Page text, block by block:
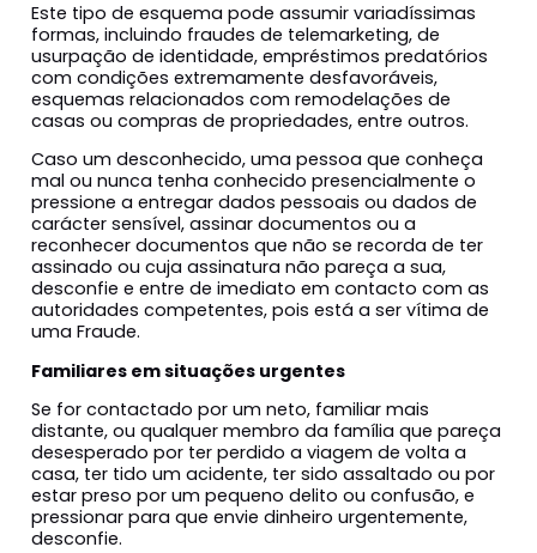
Este tipo de esquema pode assumir variadíssimas
formas, incluindo fraudes de telemarketing, de
usurpação de identidade, empréstimos predatórios
com condições extremamente desfavoráveis,
esquemas relacionados com remodelações de
casas ou compras de propriedades, entre outros.
Caso um desconhecido, uma pessoa que conheça
mal ou nunca tenha conhecido presencialmente o
pressione a entregar dados pessoais ou dados de
carácter sensível, assinar documentos ou a
reconhecer documentos que não se recorda de ter
assinado ou cuja assinatura não pareça a sua,
desconfie e entre de imediato em contacto com as
autoridades competentes, pois está a ser vítima de
uma Fraude.
Familiares em situações urgentes
Se for contactado por um neto, familiar mais
distante, ou qualquer membro da família que pareça
desesperado por ter perdido a viagem de volta a
casa, ter tido um acidente, ter sido assaltado ou por
estar preso por um pequeno delito ou confusão, e
pressionar para que envie dinheiro urgentemente,
desconfie.